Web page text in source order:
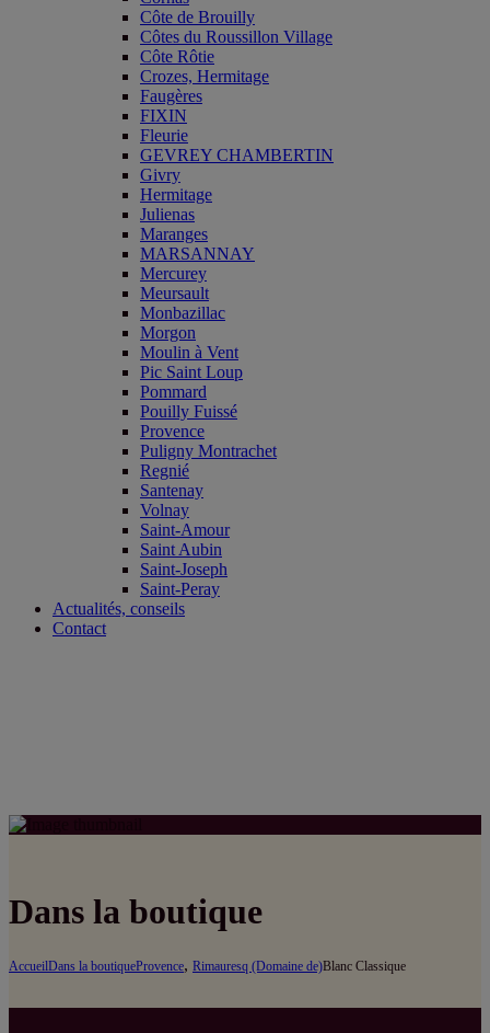
Côte de Brouilly
Côtes du Roussillon Village
Côte Rôtie
Crozes, Hermitage
Faugères
FIXIN
Fleurie
GEVREY CHAMBERTIN
Givry
Hermitage
Julienas
Maranges
MARSANNAY
Mercurey
Meursault
Monbazillac
Morgon
Moulin à Vent
Pic Saint Loup
Pommard
Pouilly Fuissé
Provence
Puligny Montrachet
Regnié
Santenay
Volnay
Saint-Amour
Saint Aubin
Saint-Joseph
Saint-Peray
Actualités, conseils
Contact
Dans la boutique
AccueilDans la boutiqueProvence, Rimauresq (Domaine de)Blanc Classique